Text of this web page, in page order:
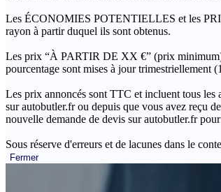
Les ÉCONOMIES POTENTIELLES et les
rayon à partir duquel ils sont obtenus.
Les prix “À PARTIR DE XX €” (prix minimum)
pourcentage sont mises à jour trimestriellement
Les prix annoncés sont TTC et incluent tous les
sur autobutler.fr ou depuis que vous avez reçu
nouvelle demande de devis sur autobutler.fr
Sous réserve d'erreurs et de lacunes dans le
Fermer